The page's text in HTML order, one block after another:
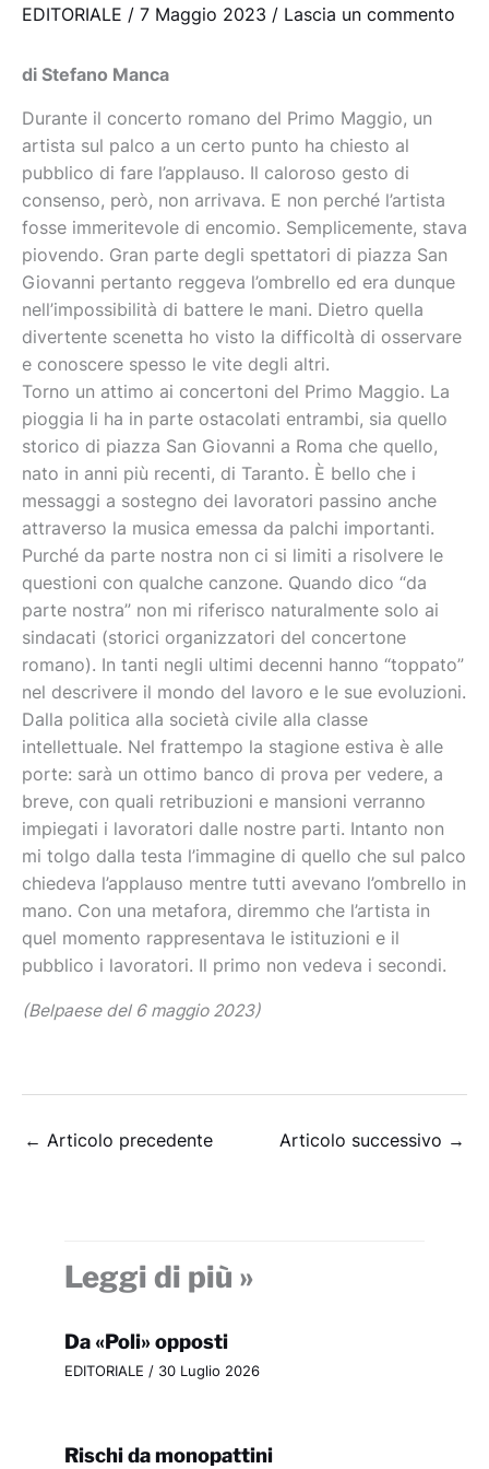
EDITORIALE / 7 Maggio 2023 / Lascia un commento
di Stefano Manca
Durante il concerto romano del Primo Maggio, un
artista sul palco a un certo punto ha chiesto al
pubblico di fare l’applauso. Il caloroso gesto di
consenso, però, non arrivava. E non perché l’artista
fosse immeritevole di encomio. Semplicemente, stava
piovendo. Gran parte degli spettatori di piazza San
Giovanni pertanto reggeva l’ombrello ed era dunque
nell’impossibilità di battere le mani. Dietro quella
divertente scenetta ho visto la difficoltà di osservare
e conoscere spesso le vite degli altri.
Torno un attimo ai concertoni del Primo Maggio. La
pioggia li ha in parte ostacolati entrambi, sia quello
storico di piazza San Giovanni a Roma che quello,
nato in anni più recenti, di Taranto. È bello che i
messaggi a sostegno dei lavoratori passino anche
attraverso la musica emessa da palchi importanti.
Purché da parte nostra non ci si limiti a risolvere le
questioni con qualche canzone. Quando dico “da
parte nostra” non mi riferisco naturalmente solo ai
sindacati (storici organizzatori del concertone
romano). In tanti negli ultimi decenni hanno “toppato”
nel descrivere il mondo del lavoro e le sue evoluzioni.
Dalla politica alla società civile alla classe
intellettuale. Nel frattempo la stagione estiva è alle
porte: sarà un ottimo banco di prova per vedere, a
breve, con quali retribuzioni e mansioni verranno
impiegati i lavoratori dalle nostre parti. Intanto non
mi tolgo dalla testa l’immagine di quello che sul palco
chiedeva l’applauso mentre tutti avevano l’ombrello in
mano. Con una metafora, diremmo che l’artista in
quel momento rappresentava le istituzioni e il
pubblico i lavoratori. Il primo non vedeva i secondi.
(Belpaese del 6 maggio 2023)
← Articolo precedente Articolo successivo →
Leggi di più »
Da «Poli» opposti
EDITORIALE / 30 Luglio 2026
Rischi da monopattini